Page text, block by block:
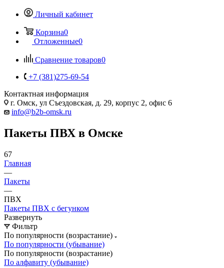
Личный кабинет
Корзина0
Отложенные0
Сравнение товаров0
+7 (381)275-69-54
Контактная информация
г. Омск, ул Съездовская, д. 29, корпус 2, офис 6
info@b2b-omsk.ru
Пакеты ПВХ в Омске
67
Главная
—
Пакеты
—
ПВХ
Пакеты ПВХ с бегунком
Развернуть
Фильтр
По популярности (возрастание)
По популярности (убывание)
По популярности (возрастание)
По алфавиту (убывание)